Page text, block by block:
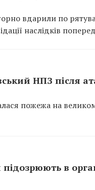
вдарили по
наслідків
НПЗ після
пожежа на
в